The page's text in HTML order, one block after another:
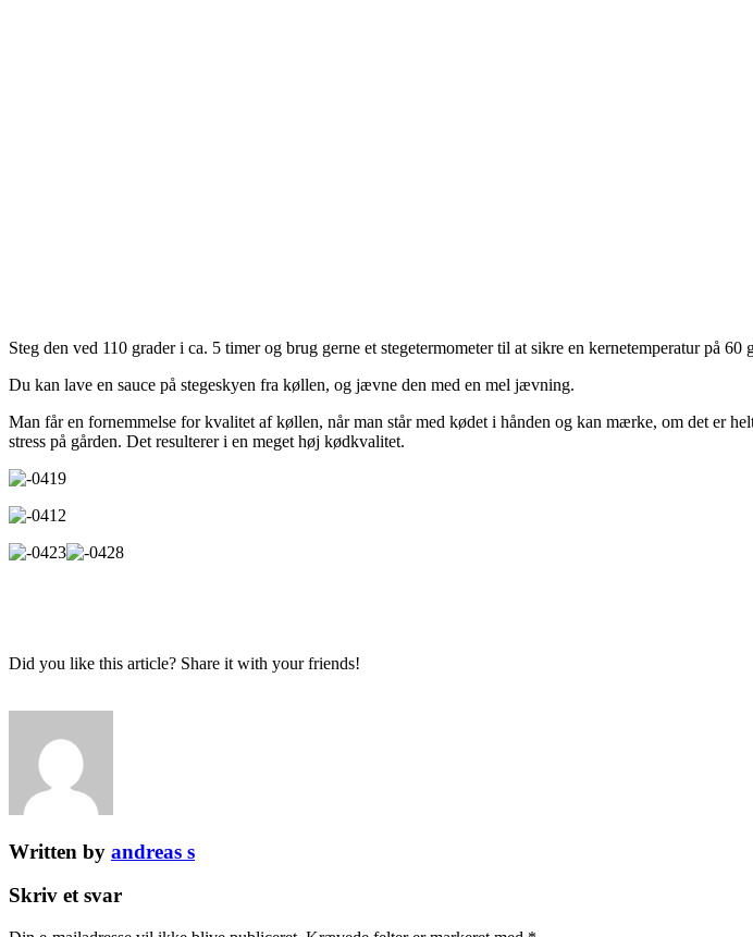
Steg den ved 110 grader i ca. 5 timer og brug gerne et stegetermometer til at sikre en kernetemperatur på
Du kan lave en sauce på stegeskyen fra køllen, og jævne den med en mel jævning.
Man får en fornemmelse for kvalitet af køllen, når man står med kødet i hånden og kan mærke, om det er
stress på gården. Det resulterer i en meget høj kødkvalitet.
Did you like this article? Share it with your friends!
Written by andreas s
Skriv et svar